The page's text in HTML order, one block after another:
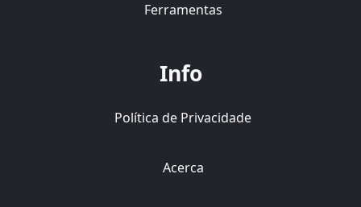
Ferramentas
Info
Política de Privacidade
Acerca